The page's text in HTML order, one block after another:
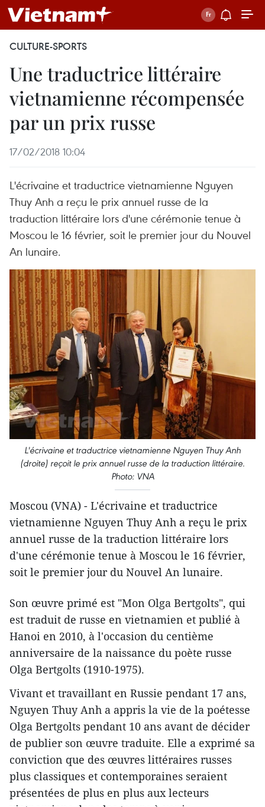
CULTURE-SPORTS
Une traductrice littéraire
vietnamienne récompensée
par un prix russe
17/02/2018 10:04
L'écrivaine et traductrice vietnamienne Nguyen
Thuy Anh a reçu le prix annuel russe de la
traduction littéraire lors d'une cérémonie tenue à
Moscou le 16 février, soit le premier jour du Nouvel
An lunaire.
L'écrivaine et traductrice vietnamienne Nguyen Thuy Anh
(droite) reçoit le prix annuel russe de la traduction littéraire.
Photo: VNA
Moscou (VNA) - L'écrivaine et traductrice
vietnamienne Nguyen Thuy Anh a reçu le prix
annuel russe de la traduction littéraire lors
d'une cérémonie tenue à Moscou le 16 février,
soit le premier jour du Nouvel An lunaire.
Son œuvre primé est "Mon Olga Bertgolts", qui
est traduit de russe en vietnamien et publié à
Hanoi en 2010, à l'occasion du centième
anniversaire de la naissance du poète russe
Olga Bertgolts (1910-1975).
Vivant et travaillant en Russie pendant 17 ans,
Nguyen Thuy Anh a appris la vie de la poétesse
Olga Bertgolts pendant 10 ans avant de décider
de publier son œuvre traduite. Elle a exprimé sa
conviction que des œuvres littéraires russes
plus classiques et contemporaines seraient
présentées de plus en plus aux lecteurs